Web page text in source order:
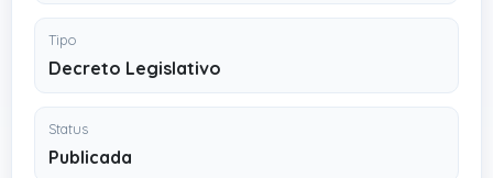
Tipo
Decreto Legislativo
Status
Publicada